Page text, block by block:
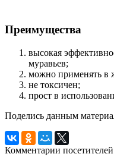
Преимущества
высокая
муравьев;
можно применять в
не токсичен;
прост в
Поделись данным
Комментарии посетителей